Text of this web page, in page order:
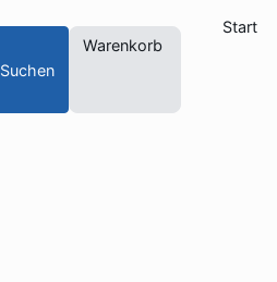
Suchen
Warenkorb
Start